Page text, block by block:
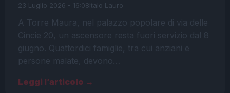
23 Luglio 2026 - 16:08Italo Lauro
A Torre Maura, nel palazzo popolare di via delle
Cincie 20, un ascensore resta fuori servizio dal 8
giugno. Quattordici famiglie, tra cui anziani e
persone malate, devono…
Leggi l’articolo →